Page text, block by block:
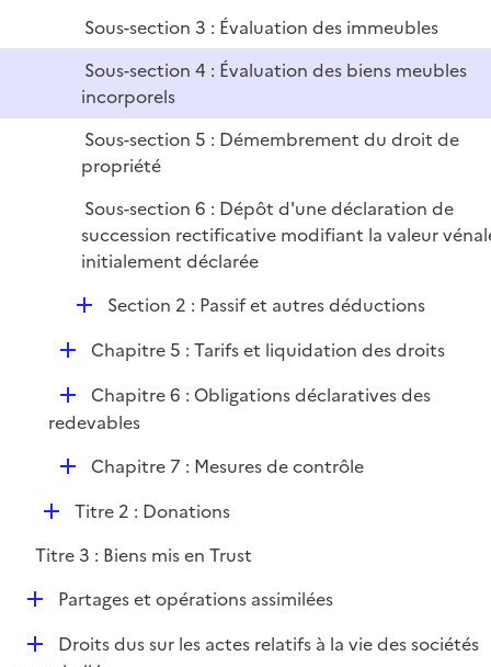
Sous-section 3 : Évaluation des immeubles
Sous-section 4 : Évaluation des biens meubles
incorporels
Sous-section 5 : Démembrement du droit de
propriété
Sous-section 6 : Dépôt d'une déclaration de
succession rectificative modifiant la valeur
initialement déclarée
D
p
l
i
e
r
Section 2 : Passif et autres déductions
D
l
r
Chapitre 5 : Tarifs et liquidation des droits
D
é
i
e
r
Chapitre 6 : Obligations déclaratives des
redevables
D
p
l
i
e
Chapitre 7 : Mesures de contrôle
D
p
l
e
Titre 2 : Donations
Titre 3 : Biens mis en Trust
DPartages et opérations assimilées
DDroits dus sur les actes relatifs à la vie des sociétés